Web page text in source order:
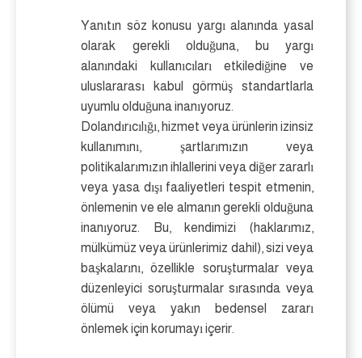
Yanıtın söz konusu yargı alanında yasal
olarak gerekli olduğuna, bu yargı
alanındaki kullanıcıları etkilediğine ve
uluslararası kabul görmüş standartlarla
uyumlu olduğuna inanıyoruz.
Dolandırıcılığı, hizmet veya ürünlerin izinsiz
kullanımını, şartlarımızın veya
politikalarımızın ihlallerini veya diğer zararlı
veya yasa dışı faaliyetleri tespit etmenin,
önlemenin ve ele almanın gerekli olduğuna
inanıyoruz. Bu, kendimizi (haklarımız,
mülkümüz veya ürünlerimiz dahil), sizi veya
başkalarını, özellikle soruşturmalar veya
düzenleyici soruşturmalar sırasında veya
ölümü veya yakın bedensel zararı
önlemek için korumayı içerir.